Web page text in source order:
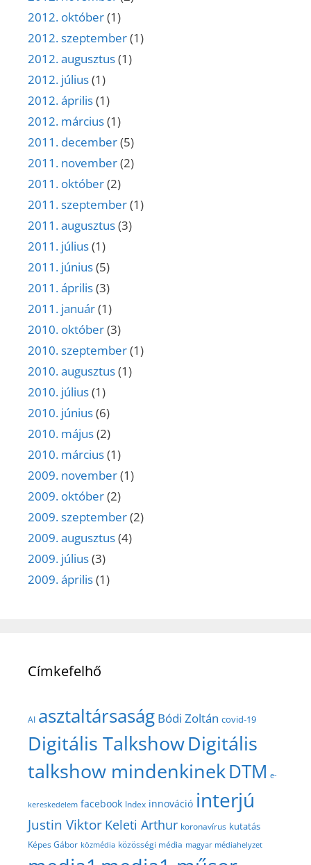
2012. október(1)
2012. szeptember(1)
2012. augusztus(1)
2012. július(1)
2012. április(1)
2012. március(1)
2011. december(5)
2011. november(2)
2011. október(2)
2011. szeptember(1)
2011. augusztus(3)
2011. július(1)
2011. június(5)
2011. április(3)
2011. január(1)
2010. október(3)
2010. szeptember(1)
2010. augusztus(1)
2010. július(1)
2010. június(6)
2010. május(2)
2010. március(1)
2009. november(1)
2009. október(2)
2009. szeptember(2)
2009. augusztus(4)
2009. július(3)
2009. április(1)
Címkefelhő
AI asztaltársaság Bódi Zoltán covid-19
Digitális TalkshowDigitális
talkshow mindenkinekDTM e-
kereskedelem facebook Index innováció interjú
Justin Viktor Keleti Arthur koronavírus kutatás
Képes Gábor közmédia közösségi média magyar médiahelyzet